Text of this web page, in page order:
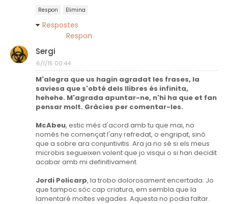
Respon Elimina
Respostes
Respon
Sergi
6/1/15 00:44
M'alegra que us hagin agradat les frases, la
saviesa que s'obté dels llibres és infinita,
hehehe. M'agrada apuntar-ne, n'hi ha que et fan
pensar molt. Gràcies per comentar-les.
McAbeu, estic més d'acord amb tu que mai, no
només he començat l'any refredat, o engripat, sinó
que a sobre ara conjuntivitis. Ara ja no sé si els meus
microbis segueixen volent que jo visqui o si han decidit
acabar amb mi definitivament.
Jordi Policarp, la trobo dolorosament encertada. Jo
que tampoc sóc cap criatura, em sembla que la
lamentaré moltes vegades. Aquesta no podia faltar.